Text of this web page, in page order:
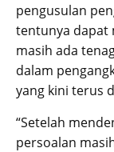
pengusulan
tentunya dapat
masih ada
dalam
yang kini terus
“Setelah
persoalan